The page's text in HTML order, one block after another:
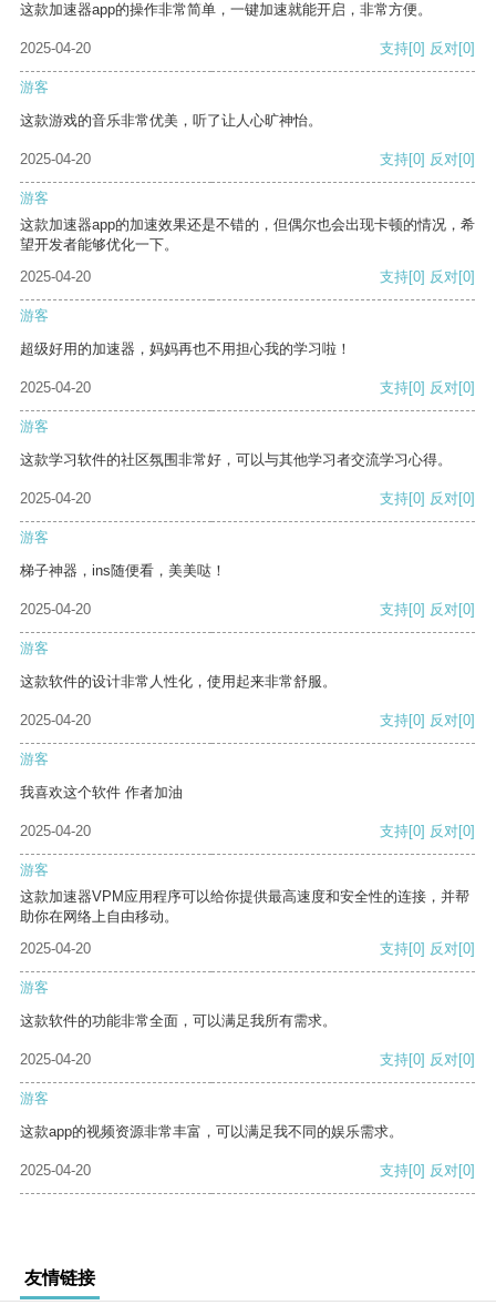
这款加速器app的操作非常简单，一键加速就能开启，非常方便。
2025-04-20 支持[0] 反对[0]
游客
这款游戏的音乐非常优美，听了让人心旷神怡。
2025-04-20 支持[0] 反对[0]
游客
这款加速器app的加速效果还是不错的，但偶尔也会出现卡顿的情况，希
望开发者能够优化一下。
2025-04-20
支持[0] 反对[0]
游客
超级好用的加速器，妈妈再也不用担心我的学习啦！
2025-04-20 支持[0] 反对[0]
游客
这款学习软件的社区氛围非常好，可以与其他学习者交流学习心得。
2025-04-20 支持[0] 反对[0]
游客
梯子神器，ins随便看，美美哒！
2025-04-20 支持[0] 反对[0]
游客
这款软件的设计非常人性化，使用起来非常舒服。
2025-04-20 支持[0] 反对[0]
游客
我喜欢这个软件 作者加油
2025-04-20 支持[0] 反对[0]
游客
这款加速器VPM应用程序可以给你提供最高速度和安全性的连接，并帮
助你在网络上自由移动。
2025-04-20
支持[0] 反对[0]
游客
这款软件的功能非常全面，可以满足我所有需求。
2025-04-20 支持[0] 反对[0]
游客
这款app的视频资源非常丰富，可以满足我不同的娱乐需求。
2025-04-20 支持[0] 反对[0]
友情链接